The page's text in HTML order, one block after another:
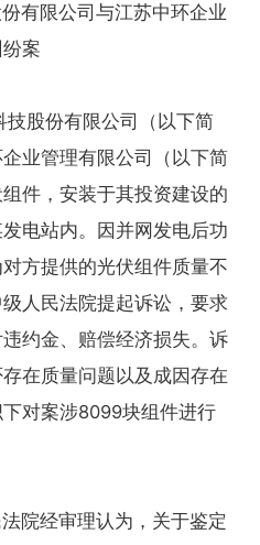
有限公司与江苏中环企业
案
股份有限公司（以下简
业管理有限公司（以下简
件，安装于其投资建设的
电站内。因并网发电后功
方提供的光伏组件质量不
人民法院提起诉讼，要求
约金、赔偿经济损失。诉
在质量问题以及成因存在
对案涉8099块组件进行
院经审理认为，关于鉴定